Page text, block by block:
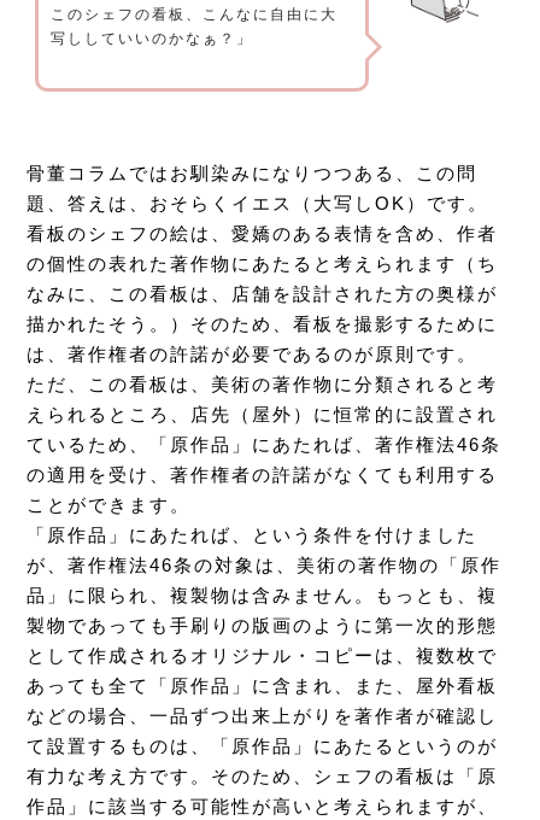
このシェフの看板、こんなに自由に大
写ししていいのかなぁ？」
骨董コラムではお馴染みになりつつある、この問
題、答えは、おそらくイエス（大写しOK）です。
看板のシェフの絵は、愛嬌のある表情を含め、作者
の個性の表れた著作物にあたると考えられます（ち
なみに、この看板は、店舗を設計された方の奥様が
描かれたそう。）そのため、看板を撮影するために
は、著作権者の許諾が必要であるのが原則です。
ただ、この看板は、美術の著作物に分類されると考
えられるところ、店先（屋外）に恒常的に設置され
ているため、「原作品」にあたれば、著作権法46条
の適用を受け、著作権者の許諾がなくても利用する
ことができます。
「原作品」にあたれば、という条件を付けました
が、著作権法46条の対象は、美術の著作物の「原作
品」に限られ、複製物は含みません。もっとも、複
製物であっても手刷りの版画のように第一次的形態
として作成されるオリジナル・コピーは、複数枚で
あっても全て「原作品」に含まれ、また、屋外看板
などの場合、一品ずつ出来上がりを著作者が確認し
て設置するものは、「原作品」にあたるというのが
有力な考え方です。そのため、シェフの看板は「原
作品」に該当する可能性が高いと考えられますが、